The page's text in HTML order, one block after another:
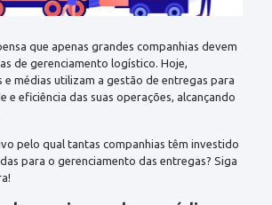
que apenas grandes companhias devem
de gerenciamento logístico. Hoje,
e médias utilizam a gestão de entregas para
e eficiência das suas operações, alcançando
pelo qual tantas companhias têm investido
para o gerenciamento das entregas? Siga